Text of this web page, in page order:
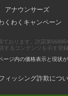
アナウンサーズ
くわくキャンペーン
おります。許諾第
するコンテンツを示す登
ジ内の価格表示と現状
ィッシング詐欺につ